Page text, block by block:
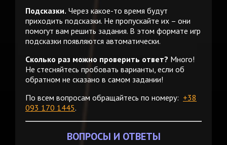
Подсказки. Через какое-то время будут
приходить подсказки. Не пропускайте их – они
помогут вам решить задания. В этом формате игр
подсказки появляются автоматически.
Сколько раз можно проверить ответ? Много!
Не стесняйтесь пробовать варианты, если об
обратном не сказано в самом задании!
По всем вопросам обращайтесь по номеру: +38
093 170 1445.
ВОПРОСЫ И ОТВЕТЫ